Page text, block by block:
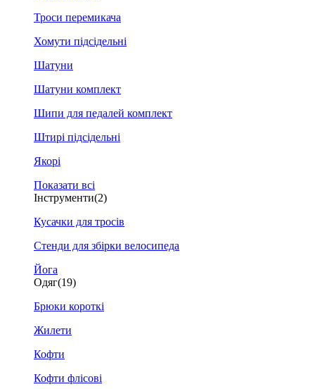
Троси перемикача
Хомути підсідельні
Шатуни
Шатуни комплект
Шипи для педалей комплект
Штирі підсідельні
Якорі
Показати всі
Інструменти(2)
Кусачки для тросів
Стенди для збірки велосипеда
Йога
Одяг(19)
Брюки короткі
Жилети
Кофти
Кофти флісові